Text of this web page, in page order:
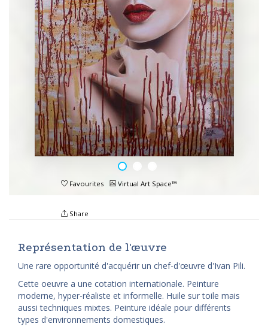
Favourites Virtual Art Space™
Share
Représentation de l'œuvre
Une rare opportunité d'acquérir un chef-d'œuvre d'Ivan Pili.
Cette oeuvre a une cotation internationale. Peinture
moderne, hyper-réaliste et informelle. Huile sur toile mais
aussi techniques mixtes. Peinture idéale pour différents
types d'environnements domestiques.